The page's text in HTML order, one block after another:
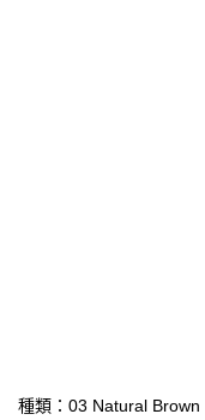
種類：03 Natural Brown